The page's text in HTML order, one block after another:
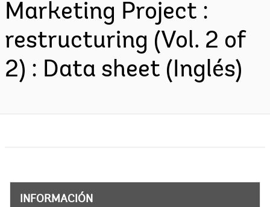
Marketing Project :
restructuring (Vol. 2 of
2) : Data sheet (Inglés)
INFORMACIÓN